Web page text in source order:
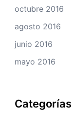
octubre 2016
agosto 2016
junio 2016
mayo 2016
Categorías